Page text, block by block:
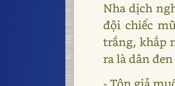
Nha dịch
đội chiếc
trắng, khắp
ra là dân